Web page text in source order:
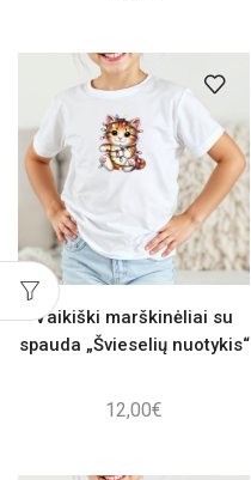
Vaikiški marškinėliai su
spauda „Švieselių nuotykis“
12,00€